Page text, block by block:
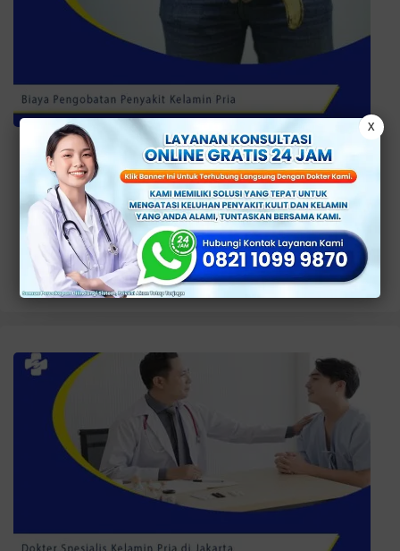
Desember 13, 2022
Biaya Pengobatan untuk
Penyakit Kelamin Pria
Selengkapnya
X